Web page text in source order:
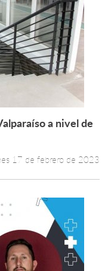
Leer más +
a nivel de
17 de febrero de 2023